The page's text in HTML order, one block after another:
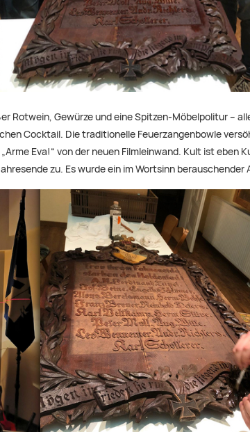
Rotwein, Gewürze und eine Spitzen-Möbelpolitur –
Cocktail. Die traditionelle Feuerzangenbowle
Eva!“ von der neuen Filmleinwand. Kult ist eben
zu. Es wurde ein im Wortsinn berauschender